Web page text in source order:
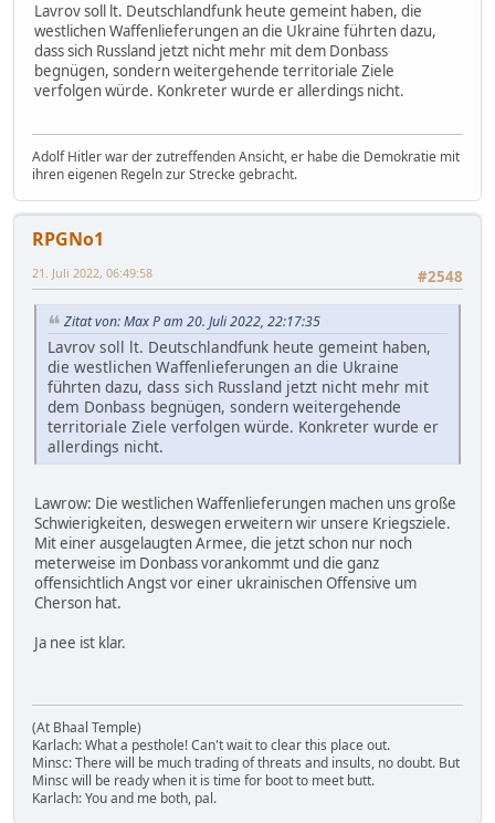
Lavrov soll lt. Deutschlandfunk heute gemeint haben, die
westlichen Waffenlieferungen an die Ukraine führten dazu,
dass sich Russland jetzt nicht mehr mit dem Donbass
begnügen, sondern weitergehende territoriale Ziele
verfolgen würde. Konkreter wurde er allerdings nicht.
Adolf Hitler war der zutreffenden Ansicht, er habe die Demokratie mit
ihren eigenen Regeln zur Strecke gebracht.
RPGNo1
#2548
21. Juli 2022, 06:49:58
Zitat von: Max P am 20. Juli 2022, 22:17:35
Lavrov soll lt. Deutschlandfunk heute gemeint haben,
die westlichen Waffenlieferungen an die Ukraine
führten dazu, dass sich Russland jetzt nicht mehr mit
dem Donbass begnügen, sondern weitergehende
territoriale Ziele verfolgen würde. Konkreter wurde er
allerdings nicht.
Lawrow: Die westlichen Waffenlieferungen machen uns große
Schwierigkeiten, deswegen erweitern wir unsere Kriegsziele.
Mit einer ausgelaugten Armee, die jetzt schon nur noch
meterweise im Donbass vorankommt und die ganz
offensichtlich Angst vor einer ukrainischen Offensive um
Cherson hat.
Ja nee ist klar.
(At Bhaal Temple)
Karlach: What a pesthole! Can't wait to clear this place out.
Minsc: There will be much trading of threats and insults, no doubt. But
Minsc will be ready when it is time for boot to meet butt.
Karlach: You and me both, pal.